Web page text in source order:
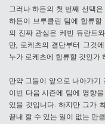
그러나 하든의 첫 번째 선택
하든이 브루클린 팀에 합류할
의 진짜 관심은 케빈 듀란트
만, 로케츠의 결단부터 그것
누가 로케츠에 합류할 것인가
만약 그들이 앞으로 나아가기
이번 다음 시즌에 팀에 영향
있을 것입니다. 하지만 그가
끝내 할 수 있는 일이 없는 만